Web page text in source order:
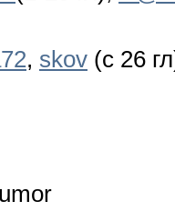
, skov (с 26